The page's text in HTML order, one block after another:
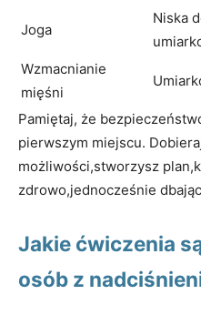
Joga
Niska
Wzmacnianie
mięśni
Pamiętaj, że
pierwszym miejscu.
możliwości,stworzysz
zdrowo,jednocześnie
Jakie ćwiczenia
osób z